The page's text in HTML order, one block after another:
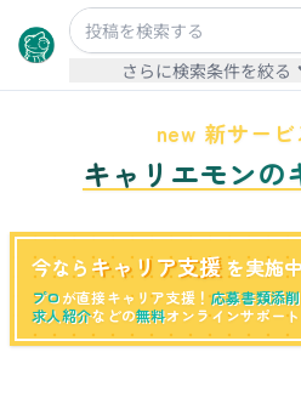
さらに検索条件を絞る
new 新サービ
キャリエモンの
今なら キャリア支援 を実施中
プロが直接キャリア支援！応募書類添削
求人紹介などの無料オンラインサポート